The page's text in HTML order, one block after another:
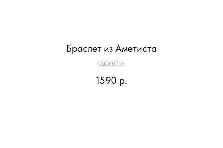
Браслет из Аметиста
00000016
1590 р.